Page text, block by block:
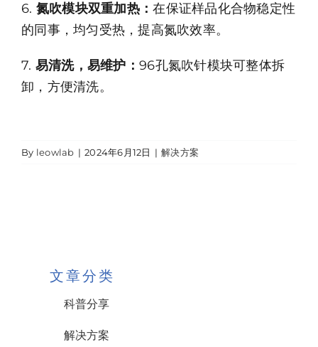
6. 氮吹模块双重加热：在保证样品化合物稳定性
的同事，均匀受热，提高氮吹效率。
7. 易清洗，易维护： 96孔氮吹针模块可整体拆
卸，方便清洗。
By leowlab | 2024年6月12日 | 解决方案
文章分类
科普分享
解决方案